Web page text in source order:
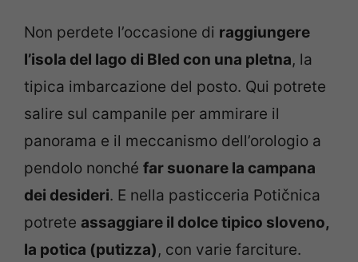
Non perdete l’occasione di raggiungere
l’isola del lago di Bled con una pletna, la
tipica imbarcazione del posto. Qui potrete
salire sul campanile per ammirare il
panorama e il meccanismo dell’orologio a
pendolo nonché far suonare la campana
dei desideri. E nella pasticceria Potičnica
potrete assaggiare il dolce tipico sloveno,
la potica (putizza), con varie farciture.